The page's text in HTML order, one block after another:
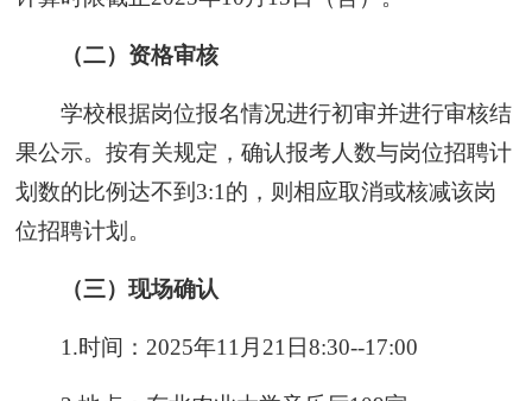
（二）资格审核
学校根据岗位报名情况进行初审并进行审核结
果公示。按有关规定，确认报考人数与岗位招聘计
划数的比例达不到3:1的，则相应取消或核减该岗
位招聘计划。
（三）现场确认
1.时间：2025年11月21日8:30--17:00